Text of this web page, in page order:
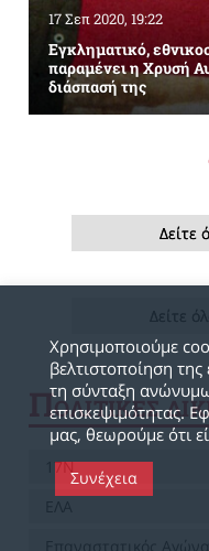
17 Σεπ 2020, 19:22
Εγκληματικό,
παραμένει η Χρυσή
διάσπασή της
Δείτε
ΠΟΛΙΤΙΚΕΣ
17Ν
Χρησιμοποιούμε
βελτιστοποίηση
τη σύνταξη
επισκεψιμότητας.
μας, θεωρούμε ότι
Συνέχεια